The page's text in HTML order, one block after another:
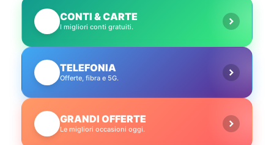
CONTI & CARTE
I migliori conti gratuiti.
TELEFONIA
Offerte, fibra e 5G.
GRANDI OFFERTE
Le migliori occasioni oggi.